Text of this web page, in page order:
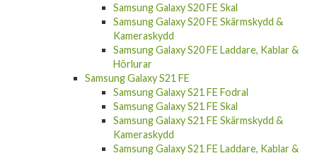
Samsung Galaxy S20 FE Skal
Samsung Galaxy S20 FE Skärmskydd &
Kameraskydd
Samsung Galaxy S20 FE Laddare, Kablar &
Hörlurar
Samsung Galaxy S21 FE
Samsung Galaxy S21 FE Fodral
Samsung Galaxy S21 FE Skal
Samsung Galaxy S21 FE Skärmskydd &
Kameraskydd
Samsung Galaxy S21 FE Laddare, Kablar &